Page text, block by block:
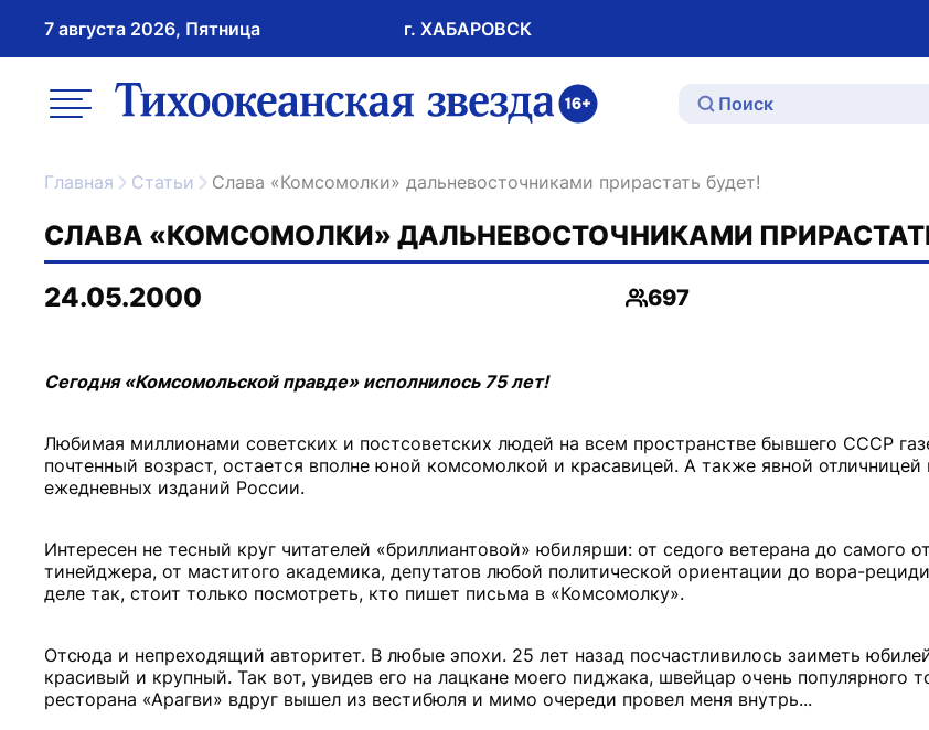
7 августа 2026, Пятница г. ХАБАРОВСК
меню ссылка на главную
Главная Статьи Слава «Комсомолки» дальневосточниками прирастать будет!
СЛАВА «КОМСОМОЛКИ» ДАЛЬНЕВОСТОЧНИКАМИ
24.05.2000
Просмотры
697
Сегодня «Комсомольской правде» исполнилось 75 лет!
Любимая миллионами советских и постсоветских людей на всем пространстве бывшего СССР
почтенный возраст, остается вполне юной комсомолкой и красавицей. А также явной
ежедневных изданий России.
Интересен не тесный круг читателей «бриллиантовой» юбилярши: от седого ветерана до самого
тинейджера, от маститого академика, депутатов любой политической ориентации до вора-
деле так, стоит только посмотреть, кто пишет письма в «Комсомолку».
Отсюда и непреходящий авторитет. В любые эпохи. 25 лет назад посчастливилось заиметь
красивый и крупный. Так вот, увидев его на лацкане моего пиджака, швейцар очень популярного
ресторана «Арагви» вдруг вышел из вестибюля и мимо очереди провел меня внутрь...